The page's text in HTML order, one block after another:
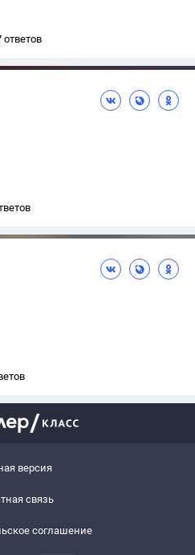
ответов
версия
связь
соглашение